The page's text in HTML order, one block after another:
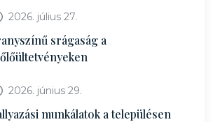
2026. július 27.
srágaság a
2026. június 29.
munkálatok a településen